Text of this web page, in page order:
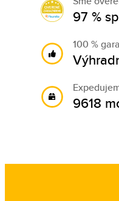
97 %
100 %
9618